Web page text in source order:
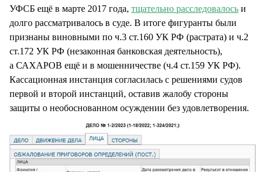
УФСБ ещё в марте 2017 года, тщательно расследовалось и
долго рассматривалось в суде. В итоге фигуранты были
признаны виновными по ч.3 ст.160 УК РФ (растрата) и ч.2
ст.172 УК РФ (незаконная банковская деятельность),
а САХАРОВ ещё и в мошенничестве (ч.4 ст.159 УК РФ).
Кассационная инстанция согласилась с решениями судов
первой и второй инстанций, оставив жалобу стороны
защиты о необоснованном осуждении без удовлетворения.